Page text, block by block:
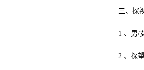
三、探视
1 、男/女
2 、探望